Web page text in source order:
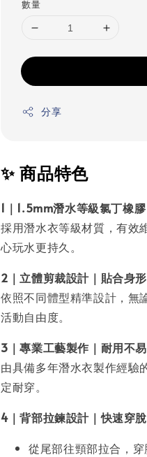
數量
分享
✨ 商品特色
1｜1.5mm潛水等級氯丁橡
採用潛水衣等級材質，有效
心玩水更持久。
2｜立體剪裁設計｜貼合身
依照不同體型精準設計，無
活動自由度。
3｜專業工藝製作｜耐用不
由具備多年潛水衣製作經驗
定耐穿。
4｜背部拉鍊設計｜快速穿
從尾部往頸部拉合，